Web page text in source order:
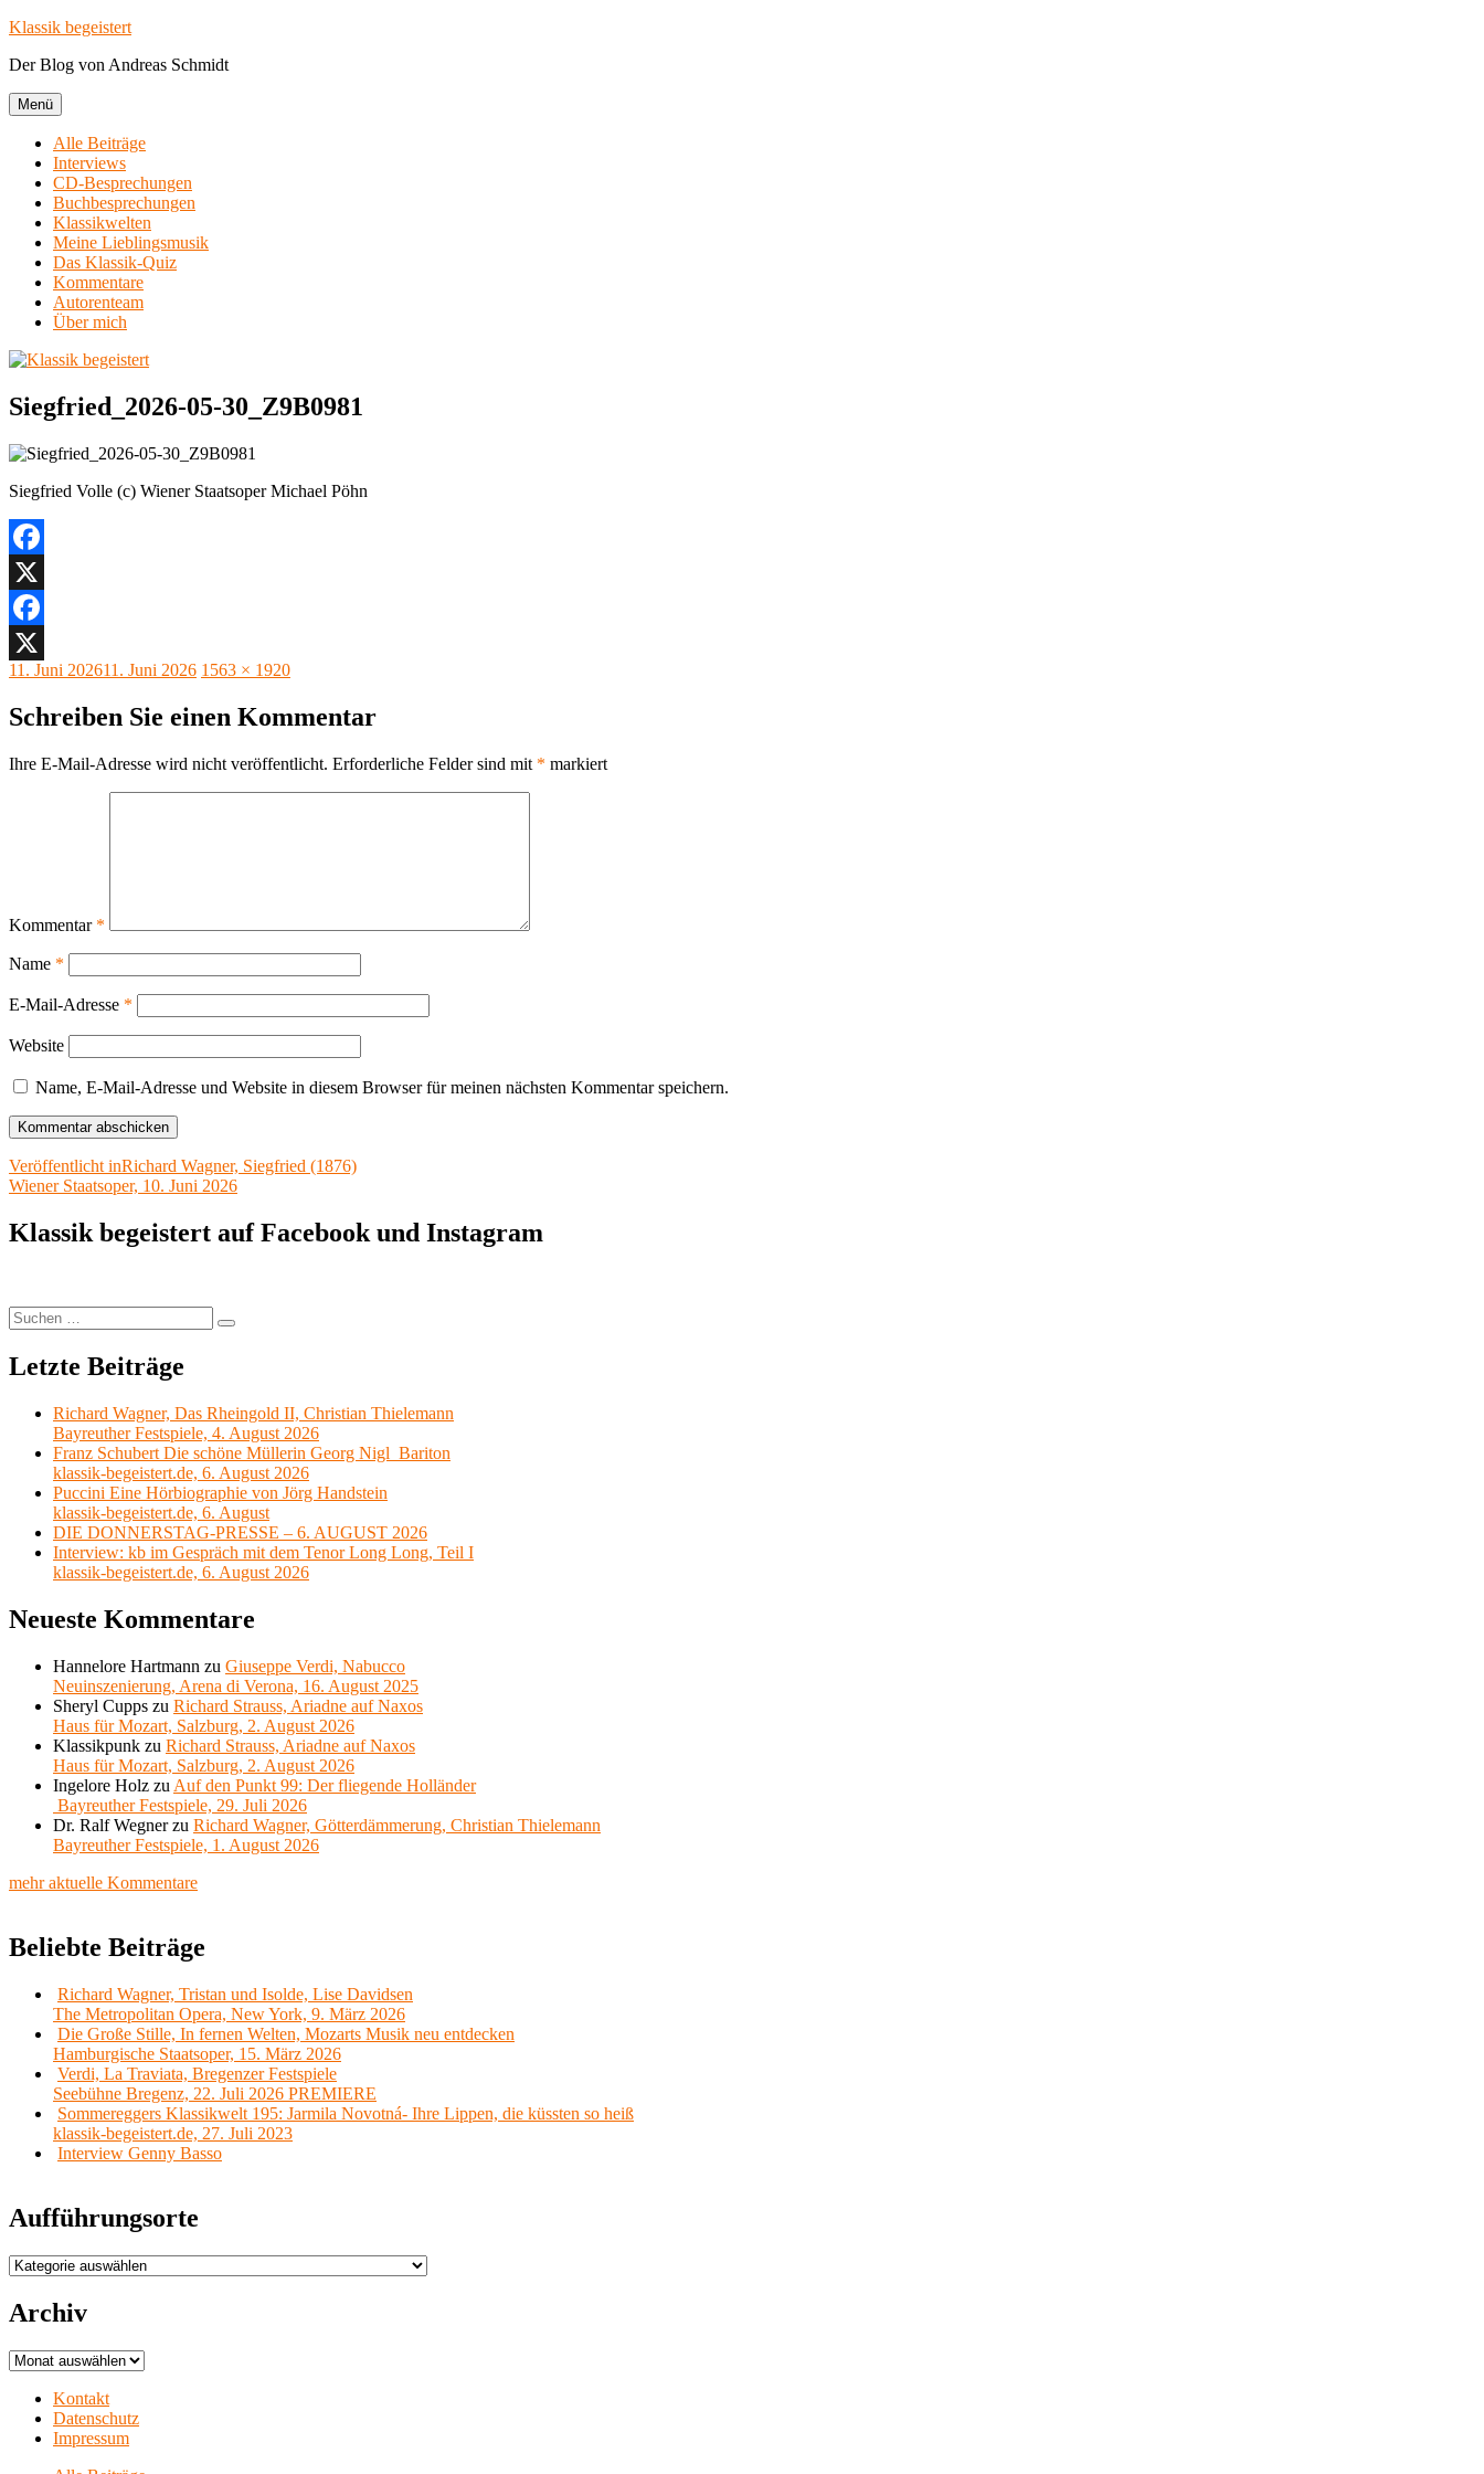
Zum
springen
Klassik begeistert
Der Blog von Andreas Schmidt
Menü
Alle Beiträge
Interviews
CD-Besprechungen
Buchbesprechungen
Klassikwelten
Meine Lieblingsmusik
Das Klassik-Quiz
Kommentare
Autorenteam
Über mich
Siegfried_2026-05-30_Z9B0981
Siegfried Volle (c) Wiener Staatsoper Michael Pöhn
Facebook
X
Facebook
X
Veröffentlicht
11. Juni 202611. Juni 2026 Originalgröße
1563 × 1920
Schreiben Sie einen Kommentar
Ihre E-Mail-Adresse wird nicht veröffentlicht. Erforderliche Felder sind mit * markiert
Kommentar *
Name *
E-Mail-Adresse *
Website
Name, E-Mail-Adresse und Website in diesem Browser für meinen nächsten Kommentar speichern.
Beitragsnavigation
Veröffentlicht inRichard Wagner, Siegfried (1876)
Wiener Staatsoper, 10. Juni 2026
Klassik begeistert auf Facebook und Instagram
Suchen
nach:
Suchen
Letzte Beiträge
Richard Wagner, Das Rheingold II, Christian Thielemann
Bayreuther Festspiele, 4. August 2026
Franz Schubert Die schöne Müllerin Georg Nigl Bariton
klassik-begeistert.de, 6. August 2026
Puccini Eine Hörbiographie von Jörg Handstein
klassik-begeistert.de, 6. August
DIE DONNERSTAG-PRESSE – 6. AUGUST 2026
Interview: kb im Gespräch mit dem Tenor Long Long, Teil I
klassik-begeistert.de, 6. August 2026
Neueste Kommentare
Hannelore Hartmann zu Giuseppe Verdi, Nabucco
Neuinszenierung, Arena di Verona, 16. August 2025
Sheryl Cupps zu Richard Strauss, Ariadne auf Naxos
Haus für Mozart, Salzburg, 2. August 2026
Klassikpunk zu Richard Strauss, Ariadne auf Naxos
Haus für Mozart, Salzburg, 2. August 2026
Ingelore Holz zu Auf den Punkt 99: Der fliegende Holländer
Bayreuther Festspiele, 29. Juli 2026
Dr. Ralf Wegnerzu Richard Wagner, Götterdämmerung, Christian Thielemann
Bayreuther Festspiele, 1. August 2026
mehr aktuelle Kommentare
Beliebte Beiträge
Richard Wagner, Tristan und Isolde, Lise Davidsen
The Metropolitan Opera, New York, 9. März 2026
Die Große Stille, In fernen Welten, Mozarts Musik neu entdecken
Hamburgische Staatsoper, 15. März 2026
Verdi, La Traviata, Bregenzer Festspiele
Seebühne Bregenz, 22. Juli 2026 PREMIERE
Sommereggers Klassikwelt 195: Jarmila Novotná- Ihre Lippen, die küssten so heiß
klassik-begeistert.de, 27. Juli 2023
Interview Genny Basso
Aufführungsorte
Aufführungsorte
Archiv
Archiv
Kontakt
Datenschutz
Impressum